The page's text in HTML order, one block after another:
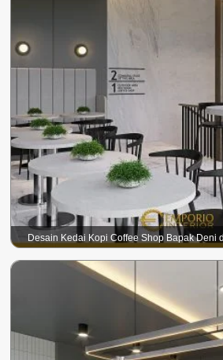
Desain Kedai Kopi Coffee Shop Bapak Deni